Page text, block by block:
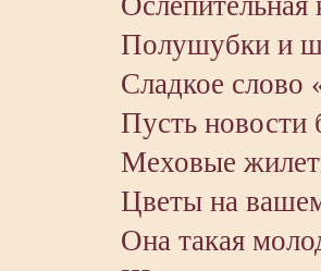
Полушубки и
Сладкое слово
Пусть
Меховые
Цветы на
Она такая